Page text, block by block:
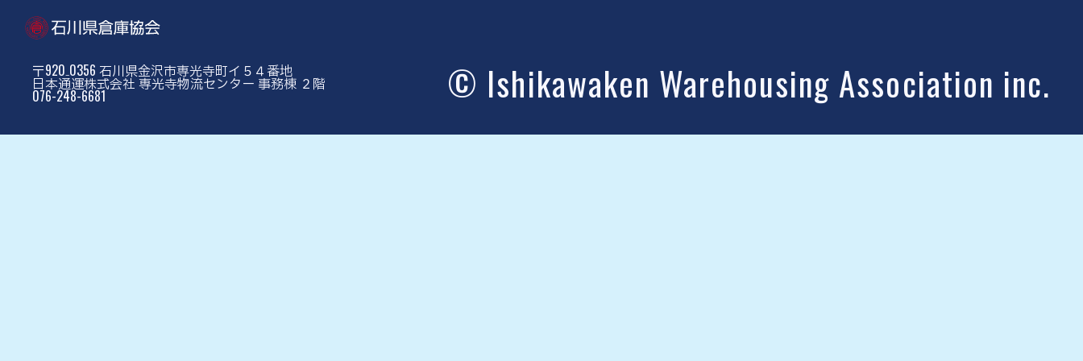
〒920₋0356 石川県金沢市専光寺町イ５４番地
日本通運株式会社 専光寺物流センター 事務棟 ２階
076-248-6681 © Ishikawaken Warehousing Association inc.